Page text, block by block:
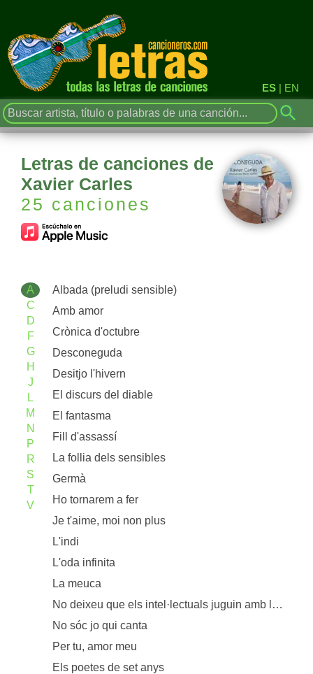
ES | EN
Letras de canciones de
Xavier Carles
25 canciones
A
C
D
F
G
H
J
L
M
N
P
R
S
T
V
Albada (preludi sensible)
Amb amor
Crònica d'octubre
Desconeguda
Desitjo l'hivern
El discurs del diable
El fantasma
Fill d'assassí
La follia dels sensibles
Germà
Ho tornarem a fer
Je t'aime, moi non plus
L'indi
L'oda infinita
La meuca
No deixeu que els intel·lectuals juguin amb llumins
No sóc jo qui canta
Per tu, amor meu
Els poetes de set anys